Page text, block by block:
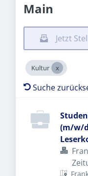
Main
Jetzt
Kultur
Suche
(m/w/
Social